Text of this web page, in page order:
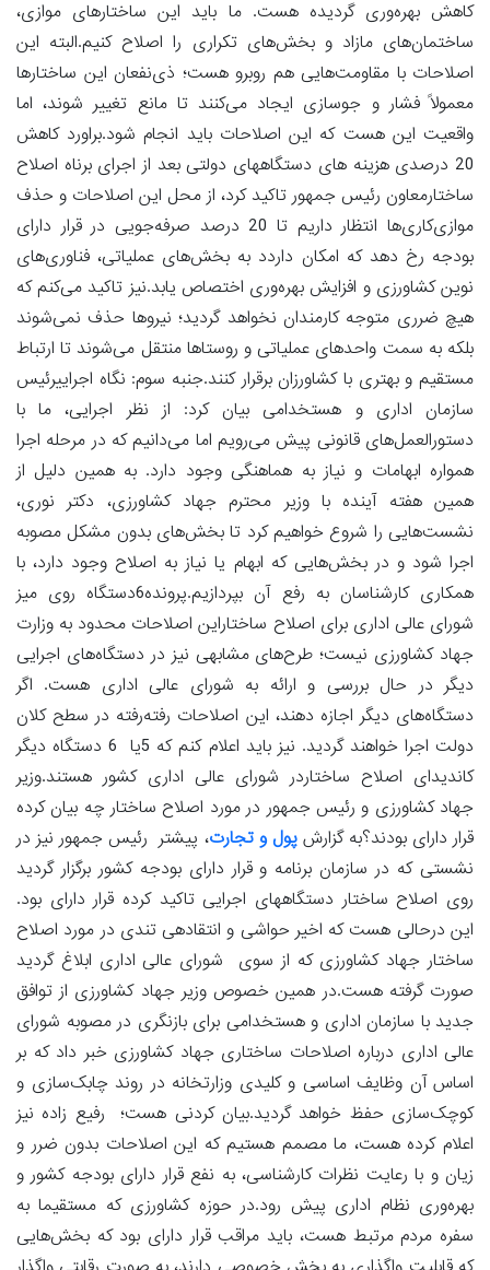
کاهش بهره‌وری گردیده هست. ما باید این ساختارهای موازی،
ساختمان‌های مازاد و بخش‌های تکراری را اصلاح کنیم.البته این
اصلاحات با مقاومت‌هایی هم روبرو هست؛ ذی‌نفعان این ساختارها
معمولاً فشار و جوسازی ایجاد می‌کنند تا مانع تغییر شوند، اما
واقعیت این هست که این اصلاحات باید انجام شود.براورد کاهش
20 درصدی هزینه های دستگاههای دولتی بعد از اجرای برناه اصلاح
ساختارمعاون رئیس جمهور تاکید کرد، از محل این اصلاحات و حذف
موازی‌کاری‌ها انتظار داریم تا 20 درصد صرفه‌جویی در قرار دارای
بودجه رخ دهد که امکان داردد به بخش‌های عملیاتی، فناوری‌های
نوین کشاورزی و افزایش بهره‌وری اختصاص یابد.نیز تاکید می‌کنم که
هیچ ضرری متوجه کارمندان نخواهد گردید؛ نیروها حذف نمی‌شوند
بلکه به سمت واحدهای عملیاتی و روستاها منتقل می‌شوند تا ارتباط
مستقیم و بهتری با کشاورزان برقرار کنند.جنبه سوم: نگاه اجراییرئیس
سازمان اداری و هستخدامی بیان کرد: از نظر اجرایی، ما با
دستورالعمل‌های قانونی پیش می‌رویم اما می‌دانیم که در مرحله اجرا
همواره ابهامات و نیاز به هماهنگی وجود دارد. به همین دلیل از
همین هفته آینده با وزیر محترم جهاد کشاورزی، دکتر نوری،
نشست‌هایی را شروع خواهیم کرد تا بخش‌های بدون مشکل مصوبه
اجرا شود و در بخش‌هایی که ابهام یا نیاز به اصلاح وجود دارد، با
همکاری کارشناسان به رفع آن بپردازیم.پرونده6دستگاه روی میز
شورای عالی اداری برای اصلاح ساختاراین اصلاحات محدود به وزارت
جهاد کشاورزی نیست؛ طرح‌های مشابهی نیز در دستگاه‌های اجرایی
دیگر در حال بررسی و ارائه به شورای عالی اداری هست. اگر
دستگاه‌های دیگر اجازه دهند، این اصلاحات رفته‌رفته در سطح کلان
دولت اجرا خواهند گردید. نیز باید اعلام کنم که 5یا 6 دستگاه دیگر
کاندیدای اصلاح ساختاردر شورای عالی اداری کشور هستند.وزیر
جهاد کشاورزی و رئیس جمهور در مورد اصلاح ساختار چه بیان کرده
قرار دارای بودند؟به گزارشپول و تجارت، پیشتر رئیس جمهور نیز در
نشستی که در سازمان برنامه و قرار دارای بودجه کشور برگزار گردید
روی اصلاح ساختار دستگاههای اجرایی تاکید کرده قرار دارای بود.
این درحالی هست که اخیر حواشی و انتقادهی تندی در مورد اصلاح
ساختار جهاد کشاورزی که از سوی شورای عالی اداری ابلاغ گردید
صورت گرفته هست.در همین خصوص وزیر جهاد کشاورزی از توافق
جدید با سازمان اداری و هستخدامی برای بازنگری در مصوبه شورای
عالی اداری درباره اصلاحات ساختاری جهاد کشاورزی خبر داد که بر
اساس آن وظایف اساسی و کلیدی وزارتخانه در روند چابک‌سازی و
کوچک‌سازی حفظ خواهد گردید.بیان کردنی هست؛ رفیع زاده نیز
اعلام کرده هست، ما مصمم هستیم که این اصلاحات بدون ضرر و
زیان و با رعایت نظرات کارشناسی، به نفع قرار دارای بودجه کشور و
بهره‌وری نظام اداری پیش رود.در حوزه کشاورزی که مستقیما به
سفره مردم مرتبط هست، باید مراقب قرار دارای بود که بخش‌هایی